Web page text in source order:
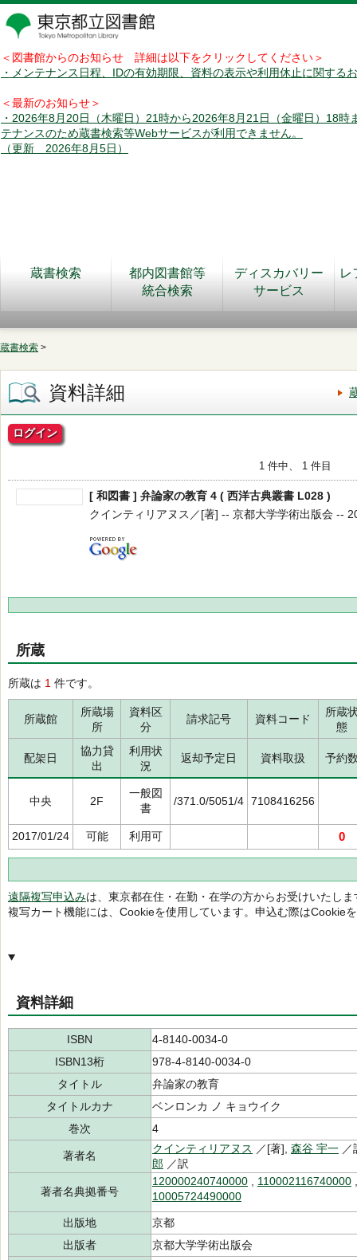
＜図書館からのお知らせ 詳細は以下をクリックしてください＞
・メンテナンス日程、IDの有効期限、資料の表示や利用休止に関する
＜最新のお知らせ＞
・2026年8月20日（木曜日）21時から2026年8月21日（金曜日）18時
テナンスのため蔵書検索等Webサービスが利用できません。
（更新 2026年8月5日）
蔵書検索
都内図書館等
統合検索
ディスカバリー
サービス
レ
蔵書検索 >
資料詳細
ログイン
1 件中、 1 件目
[ 和図書 ] 弁論家の教育 4 ( 西洋古典叢書 L028 )
クインティリアヌス／[著] -- 京都大学学術出版会 --
所蔵
所蔵は 1 件です。
所蔵館
所蔵場
所
資料区
分
請求記号 資料コード
所蔵
態
配架日
協力貸
出
利用状
況
返却予定日 資料取扱 予約
中央 2F
一般図
書
/371.0/5051/4 7108416256
2017/01/24 可能 利用可 0
遠隔複写申込みは、東京都在住・在勤・在学の方からお受けいたしま
複写カート機能には、Cookieを使用しています。申込む際はCookie
資料詳細
ISBN
4-8140-0034-0
ISBN13桁
978-4-8140-0034-0
タイトル
弁論家の教育
タイトルカナ
ベンロンカ ノ キョウイク
巻次
4
著者名
クインティリアヌス ／[著], 森谷 宇一
郎 ／訳
著者名典拠番号
120000240740000 110002116740000
10005724490000
出版地
京都
出版者
京都大学学術出版会